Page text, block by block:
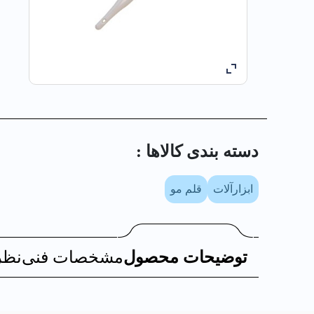
دسته بندی کالا‌ها :
ابزارآلات قلم مو
توضیحات محصولمشخصات فنی